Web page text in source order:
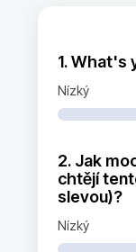
1. What's
Nízký
2. Jak
chtějí
slevou)?
Nízký